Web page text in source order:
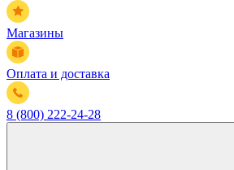
Магазины
Оплата и доставка
8 (800) 222-24-28